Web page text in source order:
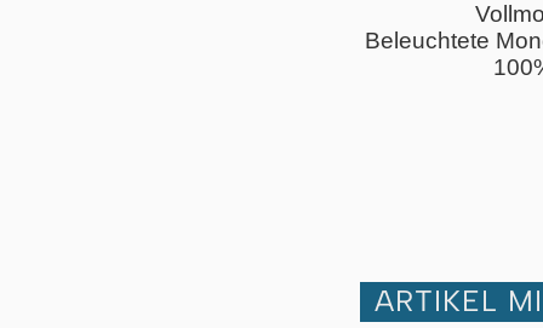
Beleuchtete
ARTIKEL